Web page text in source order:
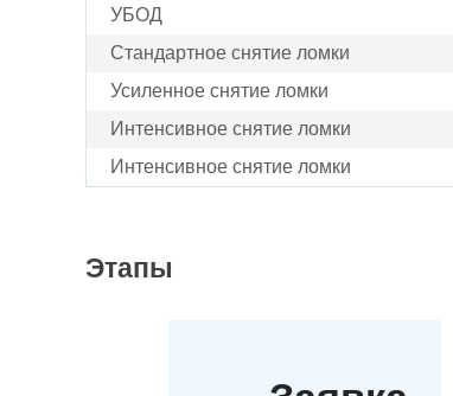
УБОД
Стандартное снятие ломки
Усиленное снятие ломки
Интенсивное снятие ломки
Интенсивное снятие ломки
Этапы